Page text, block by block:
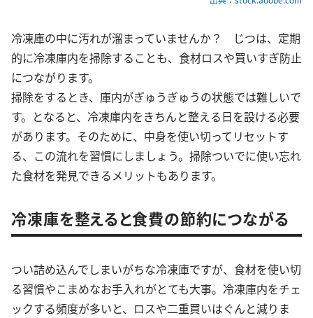
冷凍庫の中に汚れが溜まっていませんか？ じつは、定期
的に冷凍庫内を掃除することも、食材ロスや買いすぎ防止
につながります。
掃除をするとき、庫内がぎゅうぎゅうの状態では難しいで
す。となると、冷凍庫内をきちんと整える日を設ける必要
があります。そのために、中身を使い切ってリセットす
る、この流れを習慣にしましょう。掃除ついでに使い忘れ
た食材を発見できるメリットもあります。
冷凍庫を整えると食費の節約につながる
つい詰め込んでしまいがちな冷凍庫ですが、食材を使い切
る習慣やこまめなお手入れがとても大事。冷凍庫内をチェ
ックする頻度が多いと、ロスや二重買いはぐんと減りま